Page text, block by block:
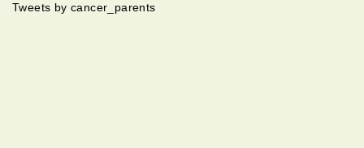
いけど、その時が来るまで応援し続けようと思いま
Tweets by cancer_parents